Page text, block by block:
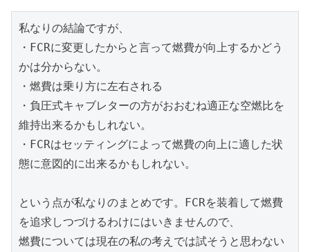
私なりの結論ですが、
・FCRに変更したからと言って燃費が向上するかどう
かは分からない。
・燃費は乗り方に左右される
・負圧式キャブレターの方がおおむね適正な空燃比を
維持出来るかもしれない。
・FCRはセッティングによって燃費の向上に適した状
態に意図的に出来るかもしれない。
という点が私なりのまとめです。FCRを装着して燃費
を追求しつづけるわけにはいきませんので、
燃費については現在の私の考えでは試そうと思わない